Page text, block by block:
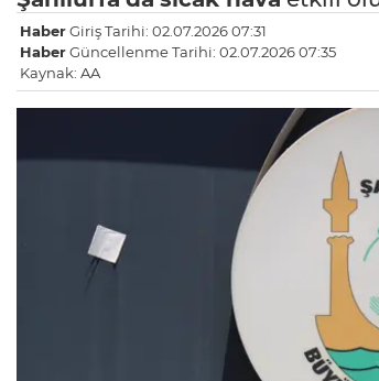
HaberGiriş Tarihi: 02.07.2026 07:31
HaberGüncellenme Tarihi: 02.07.2026 07:35
Kaynak: AA